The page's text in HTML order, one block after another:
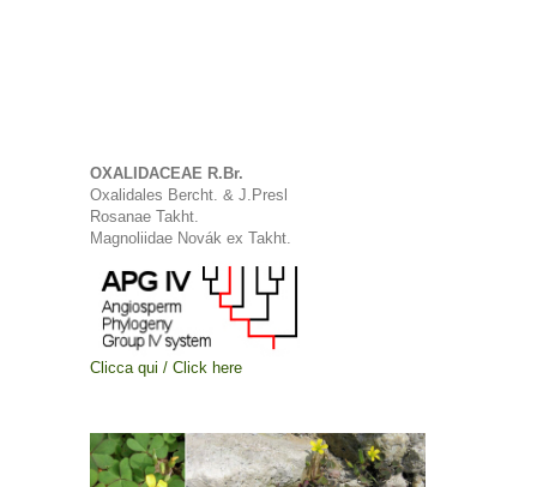
OXALIDACEAE R.Br.
Oxalidales Bercht. & J.Presl
Rosanae Takht.
Magnoliidae Novák ex Takht.
Clicca qui / Click here